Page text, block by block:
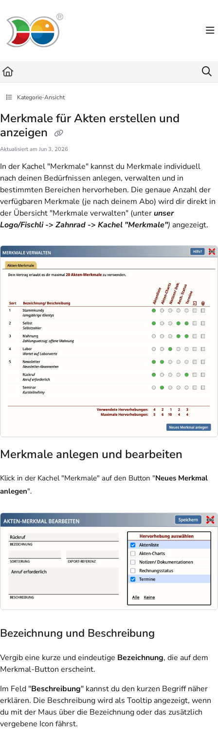
Fetch the complete documentation index at:
Use this file to discover all available pages before exploring further.
Kategorie-Ansicht
Merkmale für Akten erstellen und
anzeigen
Aktualisiert am Jun 3, 2026
In der Kachel "Merkmale" kannst du Merkmale individuell
nach deinen Bedürfnissen anlegen, verwalten und in
bestimmten Bereichen hervorheben. Die genaue Anzahl der
verfügbaren Merkmale (je nach deinem Abo) wird dir direkt in
der Übersicht "Merkmale verwalten" (unterunser
Logo/Fischli-> Zahnrad -> Kachel "Merkmale") angezeigt.
Merkmale anlegen und bearbeiten
Klick in der Kachel "Merkmale" auf den Button "Neues Merkmal
anlegen".
Bezeichnung und Beschreibung
Vergib eine kurze und eindeutige Bezeichnung, die auf dem
Merkmal-Button erscheint.
Im Feld "Beschreibung" kannst du den kurzen Begriff näher
erklären. Die Beschreibung wird als Tooltip angezeigt, wenn
du mit der Maus über die Bezeichnung oder das zusätzlich
vergebene Icon fährst.